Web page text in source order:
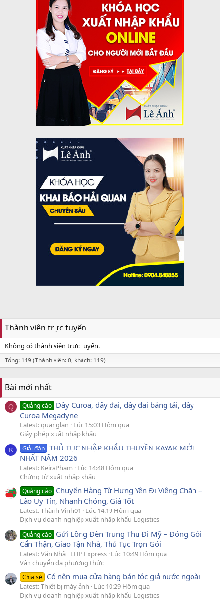
Thành viên trực tuyến
Không có thành viên trực tuyến.
Tổng: 119 (Thành viên: 0, khách: 119)
Bài mới nhất
Q Quảng cáo Dây Curoa, dây đai, dây đai băng tải, dây
Curoa Megadyne
Latest: quanglan
Lúc 15:03 Hôm qua
Giấy phép xuất nhập khẩu
K Giải đáp THỦ TỤC NHẬP KHẨU THUYỀN KAYAK MỚI
NHẤT NĂM 2026
Latest: KeiraPham
Lúc 14:48 Hôm qua
Chứng từ xuất nhập khẩu
Quảng cáo Chuyển Hàng Từ Hưng Yên Đi Viêng Chăn –
Lào Uy Tín, Nhanh Chóng, Giá Tốt
Latest: Thành Vinh01
Lúc 14:19 Hôm qua
Dịch vụ doanh nghiệp xuất nhập khẩu-Logistics
Quảng cáo Gửi Lồng Đèn Trung Thu Đi Mỹ – Đóng Gói
Cẩn Thận, Giao Tận Nhà, Thủ Tục Trọn Gói
Latest: Văn Nhã _LHP Express Lúc 10:49 Hôm qua
Vận chuyển đa phương thức
Chia sẻ Có nên mua cửa hàng bán tóc giả nước ngoài
Latest: Thiết bị máy ảnh
Lúc 10:29 Hôm qua
Dịch vụ doanh nghiệp xuất nhập khẩu-Logistics